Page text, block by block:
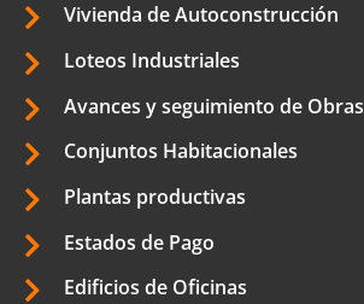
Vivienda de Autoconstrucción
Loteos Industriales
Avances y seguimiento de Obras
Conjuntos Habitacionales
Plantas productivas
Estados de Pago
Edificios de Oficinas